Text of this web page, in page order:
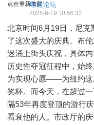
点击重新加载球迷论坛
2026-6-19 10:56:32
北京时间6月19日，尼克
了这次盛大的庆典。布
迷涌上街头庆祝，具体
历史性夺冠征程中，始
为实现心愿——为纽约这
奖杯。而今天，在超过
隔53年再度登顶的游行
看衰他的人。市政厅的